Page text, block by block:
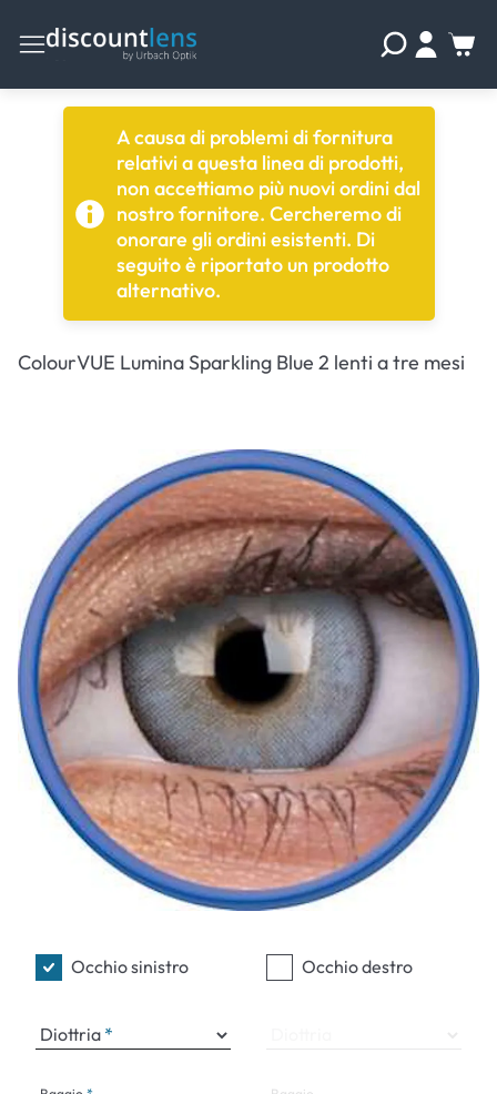
A causa di problemi di fornitura
relativi a questa linea di prodotti,
non accettiamo più nuovi ordini dal
nostro fornitore. Cercheremo di
onorare gli ordini esistenti. Di
seguito è riportato un prodotto
alternativo.
ColourVUE Lumina Sparkling Blue 2 lenti a tre mesi
Occhio sinistro
Diottria
Occhio destro